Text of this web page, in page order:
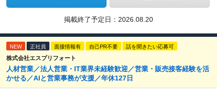
掲載終了予定日： 2026.08.20
NEW 正社員 面接情報有 自己PR不要 話を聞きたい応募可
株式会社エスプリフォート
人材営業／法人営業・IT業界未経験歓迎／営業・販売接客経験を活
かせる／AIと営業事務が支援／年休127日